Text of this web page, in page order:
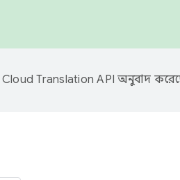
Cloud Translation API অনুবাদ